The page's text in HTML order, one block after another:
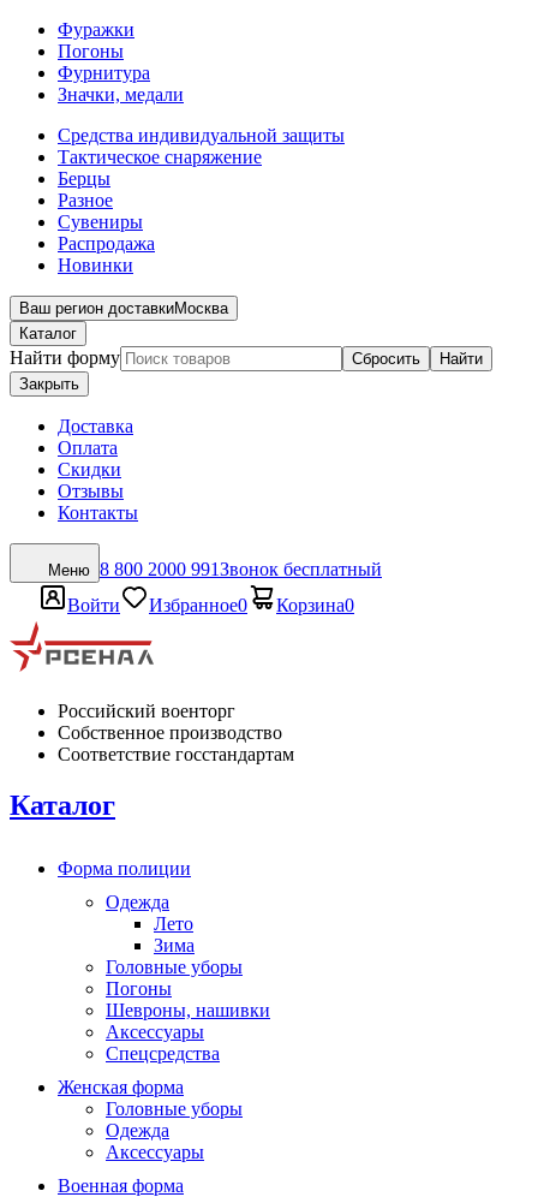
Фуражки
Погоны
Фурнитура
Значки, медали
Средства индивидуальной защиты
Тактическое снаряжение
Берцы
Разное
Сувениры
Распродажа
Новинки
Ваш регион доставкиМосква
Каталог
Найти форму Сбросить
Найти
Закрыть
Доставка
Оплата
Скидки
Отзывы
Контакты
Меню 8 800 2000 991Звонок бесплатный
Войти
Избранное0 Корзина0
Российский военторг
Собственное производство
Соответствие госстандартам
Каталог
Форма полиции
Одежда
Лето
Зима
Головные уборы
Погоны
Шевроны, нашивки
Аксессуары
Спецсредства
Женская форма
Головные уборы
Одежда
Аксессуары
Военная форма